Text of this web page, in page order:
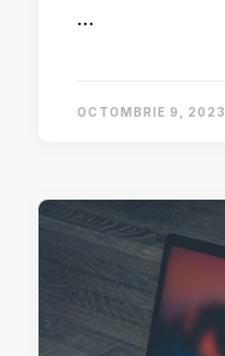
…
OCTOMBRIE 9, 2023